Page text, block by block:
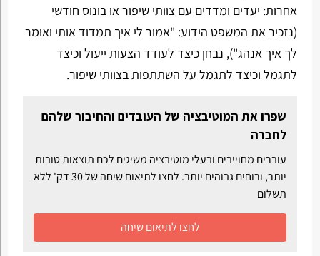
אחרות: יעדים ומדדים עם צוותי שיפור או בונוס חודשי
(נזכיר את המשפט הידוע: "אמור לי איך תמדוד אותי ואומר
לך איך אנהג"), נבחן כיצד לעודד הצעות ייעול וכיצד
לתגמל וכיצד לתגמל על השתתפות בצוותי שיפור.
שפרו את המוטיבציה של העובדים והחיבור שלהם
לחברה
עוברים מחוייבים ובעלי מוטיבציה משיגים לכם תוצאות טובות
יותר, ורוחים גבוהים יותר. לחצו לתיאום שיחה של 30 דק' ללא
תשלום
לחצו לתיאום שיחה